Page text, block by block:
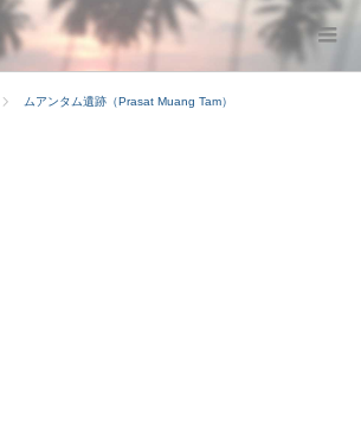
ムアンタム遺跡（Prasat Muang Tam）